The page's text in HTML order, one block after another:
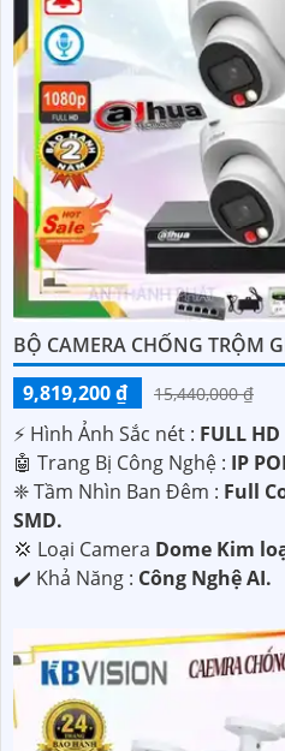
với nhu cầu của mình.
BỘ CAMERA CHỐNG TRỘM
9,819,200 ₫
15,440,000 ₫
️⚡ Hình Ảnh Sắc nét : FULL
🤖️ Trang Bị Công Nghệ : IP
❈ Tầm Nhìn Ban Đêm : Full
SMD.
💢 Loại Camera Dome Kim
️✔️ Khả Năng : Công Nghệ AI.